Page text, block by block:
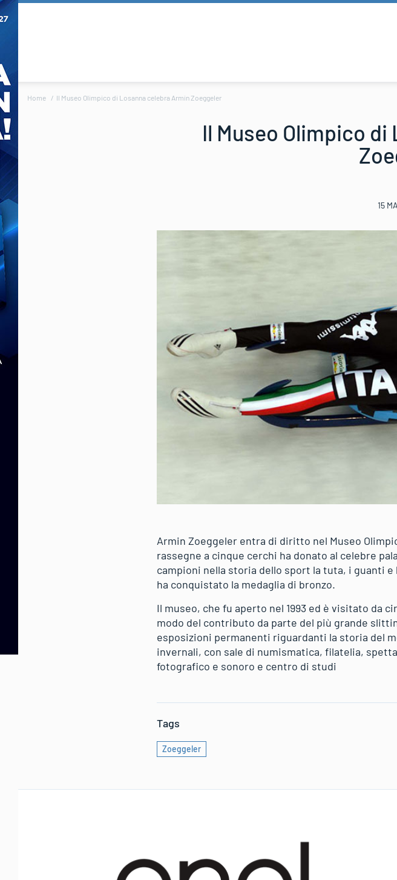
Home Il Museo Olimpico di Losanna celebra Armin Zoeggeler
Il Museo Olimpico
15
Armin Zoeggeler entra di diritto nel Museo
rassegne a cinque cerchi ha donato al celebre
campioni nella storia dello sport la tuta, i guanti
ha conquistato la medaglia di bronzo.
Il museo, che fu aperto nel 1993 ed è visitato da
modo del contributo da parte del più grande
esposizioni permanenti riguardanti la storia del
invernali, con sale di numismatica, filatelia,
fotografico e sonoro e centro di studi
Tags
Zoeggeler